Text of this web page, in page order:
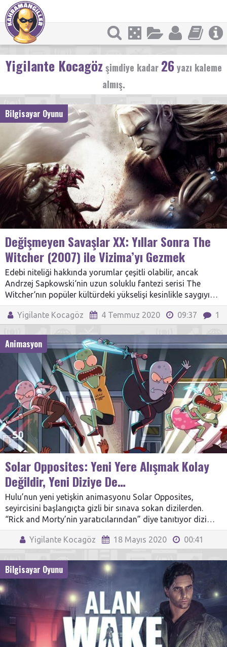
Yigilante Kocagöz şimdiye kadar 26yazı kaleme
almış.
Bilgisayar Oyunu
Değişmeyen Savaşlar XX: Yıllar Sonra The
Witcher (2007) ile Vizima’yı Gezmek
Edebi niteliği hakkında yorumlar çeşitli olabilir, ancak
Andrzej Sapkowski‘nin uzun soluklu fantezi serisi The
Witcher‘nın popüler kültürdeki yükselişi kesinlikle saygıyı…
Yigilante Kocagöz 4 Temmuz 2020 09:37 1
Animasyon
Solar Opposites: Yeni Yere Alışmak Kolay
Değildir, Yeni Diziye De…
Hulu’nun yeni yetişkin animasyonu Solar Opposites,
seyircisini başlangıçta gizli bir sınava sokan dizilerden.
“Rick and Morty’nin yaratıcılarından” diye tanıtıyor dizi…
Yigilante Kocagöz 18 Mayıs 2020 00:41
Bilgisayar Oyunu